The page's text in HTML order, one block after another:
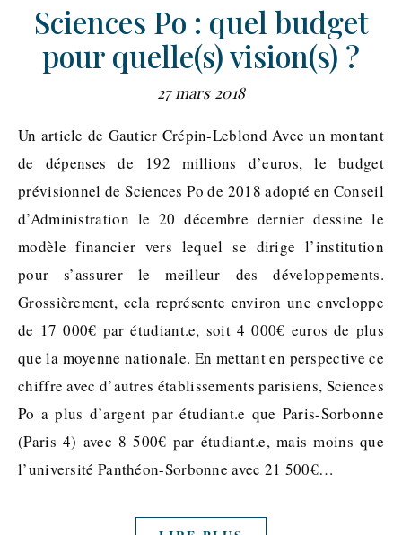
Sciences Po : quel budget
pour quelle(s) vision(s) ?
27 mars 2018
Un article de Gautier Crépin-Leblond Avec un montant
de dépenses de 192 millions d’euros, le budget
prévisionnel de Sciences Po de 2018 adopté en Conseil
d’Administration le 20 décembre dernier dessine le
modèle financier vers lequel se dirige l’institution
pour s’assurer le meilleur des développements.
Grossièrement, cela représente environ une enveloppe
de 17 000€ par étudiant.e, soit 4 000€ euros de plus
que la moyenne nationale. En mettant en perspective ce
chiffre avec d’autres établissements parisiens, Sciences
Po a plus d’argent par étudiant.e que Paris-Sorbonne
(Paris 4) avec 8 500€ par étudiant.e, mais moins que
l’université Panthéon-Sorbonne avec 21 500€…